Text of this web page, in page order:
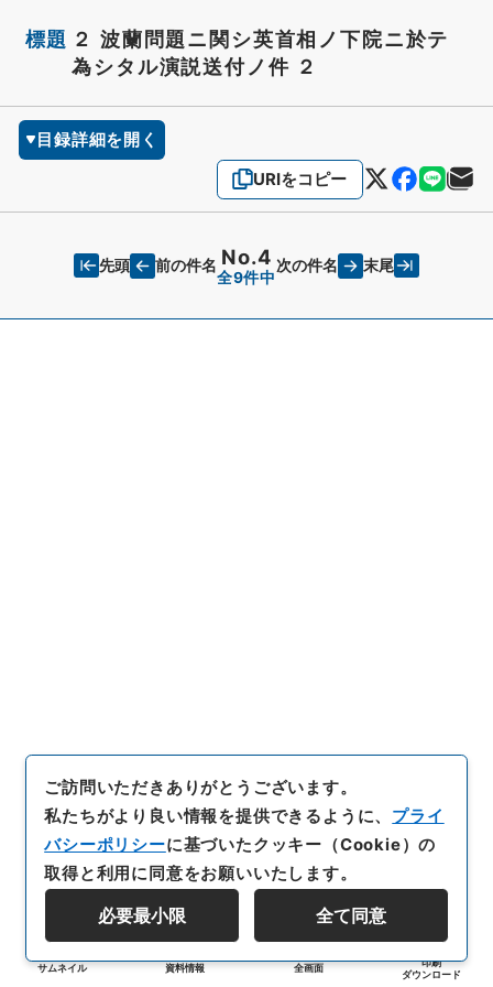
標題 ２ 波蘭問題ニ関シ英首相ノ下院ニ於テ
為シタル演説送付ノ件 ２
目録詳細を開く
URIをコピー
先頭 前の件名 No.4
全9件中
次の件名 末尾
サムネイル 資料情報 全画面
印刷
ダウンロード
ご訪問いただきありがとうございます。
私たちがより良い情報を提供できるように、 プライ
バシーポリシーに基づいたクッキー（Cookie）の
取得と利用に同意をお願いいたします。
必要最小限 全て同意